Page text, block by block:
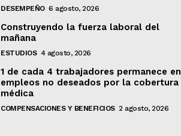
DESEMPEÑO 6 agosto, 2026
Construyendo la fuerza laboral del
mañana
ESTUDIOS 4 agosto, 2026
1 de cada 4 trabajadores permanece en
empleos no deseados por la cobertura
médica
COMPENSACIONES Y BENEFICIOS 2 agosto, 2026